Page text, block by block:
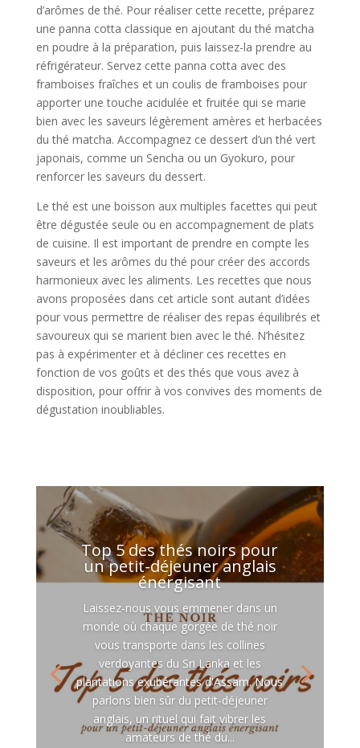
d’arômes de thé. Pour réaliser cette recette, préparez
une panna cotta classique en ajoutant du thé matcha
en poudre à la préparation, puis laissez-la prendre au
réfrigérateur. Servez cette panna cotta avec des
framboises fraîches et un coulis de framboises pour
apporter une touche acidulée et fruitée qui se marie
bien avec les saveurs légèrement amères et herbacées
du thé matcha. Accompagnez ce dessert d’un thé vert
japonais, comme un Sencha ou un Gyokuro, pour
renforcer les saveurs du dessert.
Le thé est une boisson aux multiples facettes qui peut
être dégustée seule ou en accompagnement de plats
de cuisine. Il est important de prendre en compte les
saveurs et les arômes du thé pour créer des accords
harmonieux avec les aliments. Les recettes que nous
avons proposées dans cet article sont autant d’idées
pour vous permettre de réaliser des repas équilibrés et
savoureux qui se marient bien avec le thé. N’hésitez
pas à expérimenter et à décliner ces recettes en
fonction de vos goûts et des thés que vous avez à
disposition, pour offrir à vos convives des moments de
dégustation inoubliables.
Top 5 des thés noirs pour
un petit-déjeuner anglais
énergisant
Laissez-nous vous emmener dans un
monde où chaque gorgée de thé noir
vous transporte dans les collines
verdoyantes du Sri Lanka et les
plantations exubérantes d'Assam. Nous
parlons bien sûr du petit-déjeuner
anglais, un rituel qui fait vibrer les
amateurs de thé du...